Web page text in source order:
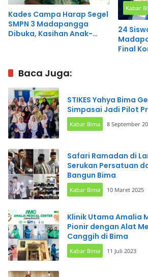
Kades Campa Harap Segel
SMPN 3 Madapangga
Dibuka, Kasihan Anak-
Kabar
24
Final
Baca Juga:
STIKES Yahya Bima
Simpasai Jadi Pilot
Kabar Bima 8 September
Safari Ramadan di
Serukan Persatuan
Bangun Bima
Kabar Bima 10 Maret 2025
Klinik Utama Amalia
Pionir dengan Alat
Canggih di Bima
Kabar Bima 11 Juli 2023